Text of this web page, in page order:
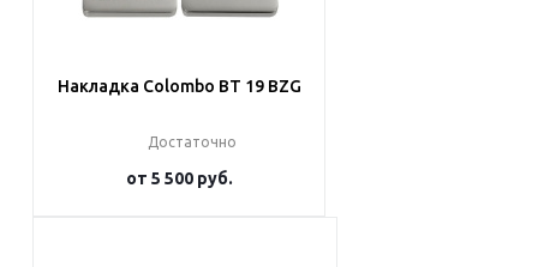
Накладка Colombo BT 19 BZG
Достаточно
от 5 500 руб.